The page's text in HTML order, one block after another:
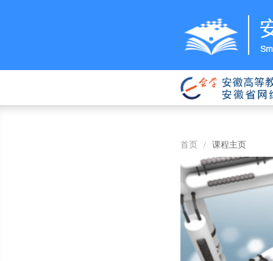
首页 / 课程主页